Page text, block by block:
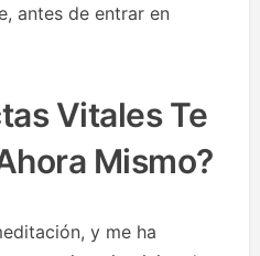
antes de entrar en
Vitales Te
Mismo?
y me ha